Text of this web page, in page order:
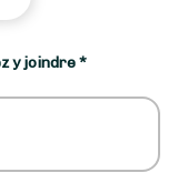
y joindre *